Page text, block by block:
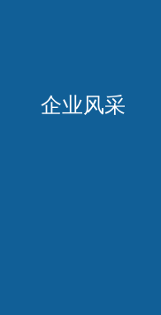
企业风采